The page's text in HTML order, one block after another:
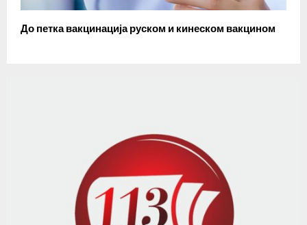
До петка вакцинација руском и кинеском вакцином